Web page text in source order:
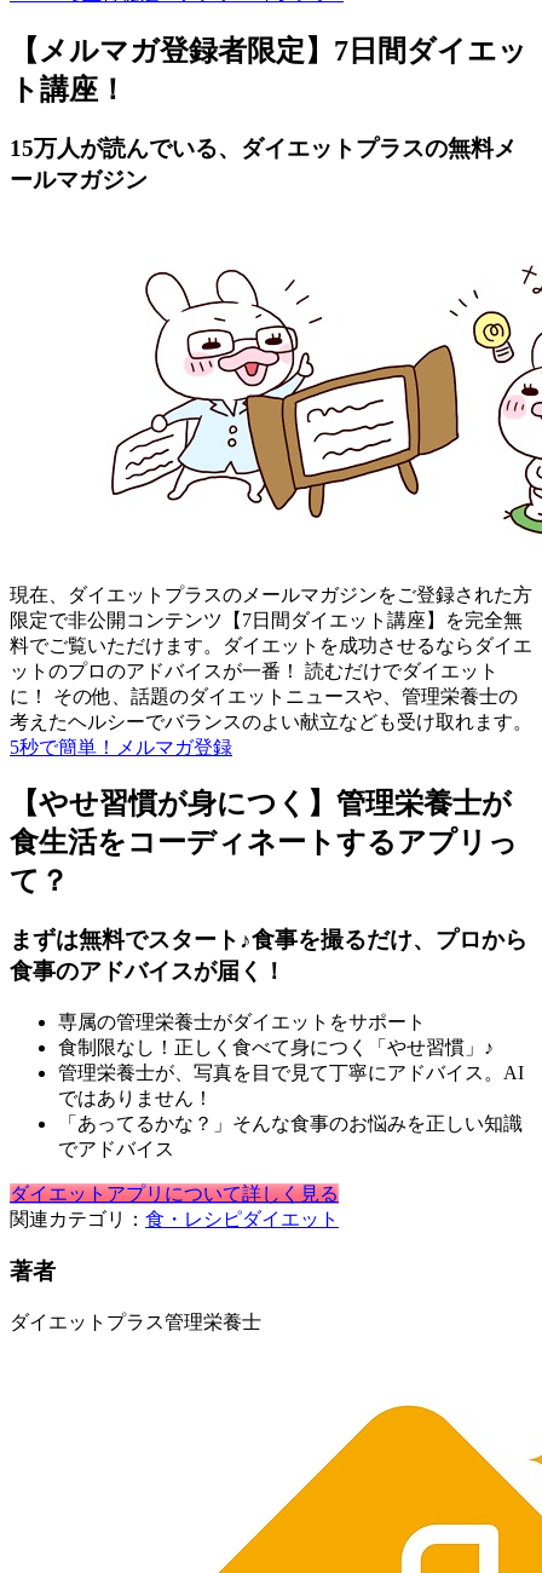
【メルマガ登録者限定】7日間ダイエッ
ト講座！
15万人が読んでいる、ダイエットプラスの無料メ
ールマガジン
現在、ダイエットプラスのメールマガジンをご登録された方
限定で非公開コンテンツ【7日間ダイエット講座】を完全無
料でご覧いただけます。ダイエットを成功させるならダイエ
ットのプロのアドバイスが一番！ 読むだけでダイエット
に！ その他、話題のダイエットニュースや、管理栄養士の
考えたヘルシーでバランスのよい献立なども受け取れます。
5秒で簡単！メルマガ登録
【やせ習慣が身につく】管理栄養士が
食生活をコーディネートするアプリっ
て？
まずは無料でスタート♪食事を撮るだけ、プロから
食事のアドバイスが届く！
専属の管理栄養士がダイエットをサポート
食制限なし！正しく食べて身につく「やせ習慣」♪
管理栄養士が、写真を目で見て丁寧にアドバイス。AI
ではありません！
「あってるかな？」そんな食事のお悩みを正しい知識
でアドバイス
ダイエットアプリについて詳しく見る
関連カテゴリ： 食・レシピダイエット
著者
ダイエットプラス管理栄養士